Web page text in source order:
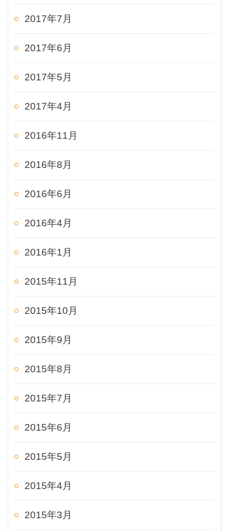
2017年7月
2017年6月
2017年5月
2017年4月
2016年11月
2016年8月
2016年6月
2016年4月
2016年1月
2015年11月
2015年10月
2015年9月
2015年8月
2015年7月
2015年6月
2015年5月
2015年4月
2015年3月